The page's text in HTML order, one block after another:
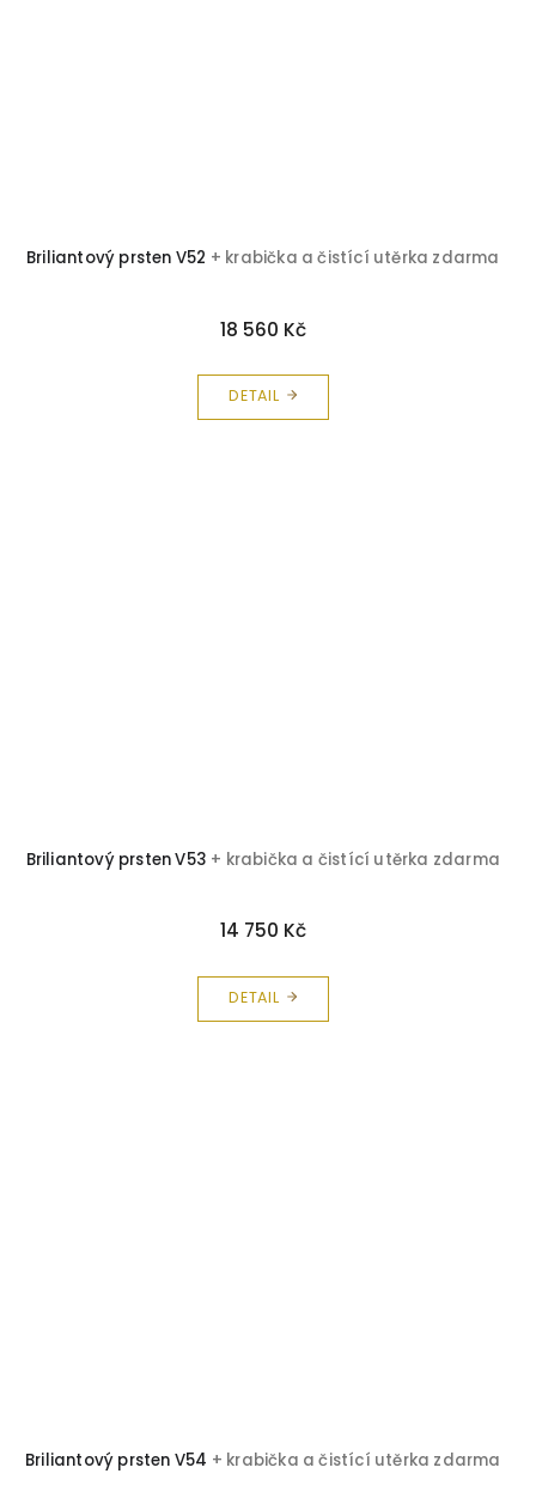
Briliantový prsten V52 + krabička a čistící utěrka zdarma
18 560 Kč
DETAIL
Briliantový prsten V53 + krabička a čistící utěrka zdarma
14 750 Kč
DETAIL
Briliantový prsten V54 + krabička a čistící utěrka zdarma